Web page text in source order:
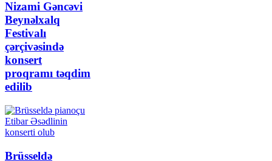
Nizami Gəncəvi
Beynəlxalq
Festivalı
çərçivəsində
konsert
proqramı təqdim
edilib
Brüsseldə